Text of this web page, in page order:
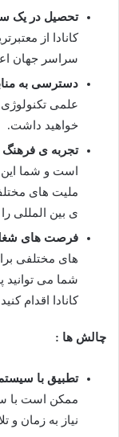
تحصیل در یک
کانادا از
سراسر جهان
دسترسی به
علمی
خواهید داشت.
تجربه ی فرهنگ
است و شما
ملیت های
ی بین المللی
فرصت های
های مختلفی
شما می توانید
کانادا اقدام
چالش ها :
تطبیق با
ممکن است با
نیاز به زمان و